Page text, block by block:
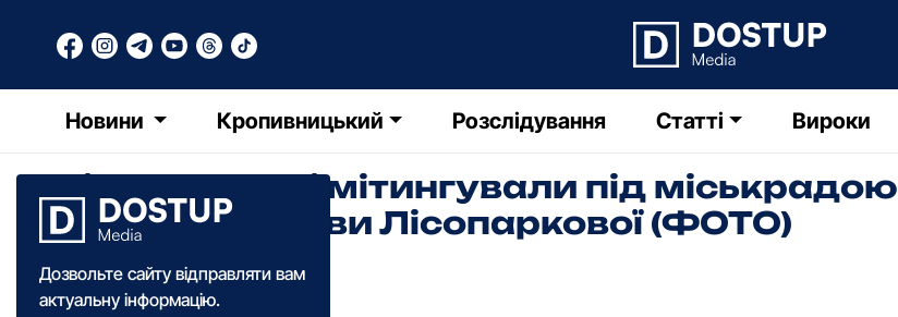
Новини Кропивницький Розслідування Статті Вироки
Дозвольте сайту відправляти вам
актуальну інформацію.
Кіровоградці мітингували під міськрадою
проти забудови Лісопаркової (ФОТО)
КФ Катерина Федченко